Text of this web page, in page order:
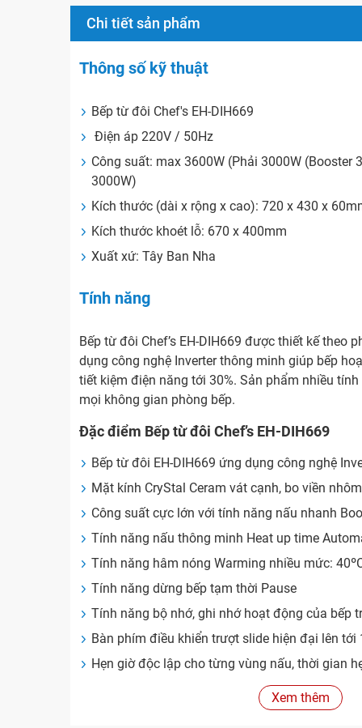
Chi tiết sản phẩm
Thông số kỹ thuật
Bếp từ đôi Chef's EH-DIH669
Điện áp 220V / 50Hz
Công suất: max 3600W (Phải 3000W (Booster
3000W)
Kích thước (dài x rộng x cao): 720 x 430 x
Kích thước khoét lỗ: 670 x 400mm
Xuất xứ: Tây Ban Nha
Tính năng
Bếp từ đôi Chef’s EH-DIH669 được thiết kế theo
dụng công nghệ Inverter thông minh giúp bếp
tiết kiệm điện năng tới 30%. Sản phẩm nhiều
mọi không gian phòng bếp.
Đặc điểm Bếp từ đôi Chef’s EH-DIH669
Bếp từ đôi EH-DIH669 ứng dụng công nghệ
Mặt kính CryStal Ceramvát cạnh, bo viền
Công suất cực lớn với tính năng nấu nhanh
Tính năng nấu thông minh Heat up time
Tính năng hâm nóngWarming nhiều mức:
Tính năng dừng bếp tạm thời Pause
Tính năng bộ nhớ, ghi nhớ hoạt động của bếp
Bàn phím điều khiển trượt slide hiện đại lên tới
Hẹn giờ độc lập cho từng vùng nấu, thời gian
Tự động chia sẻ công suất giữa 2 bếp, max
Xem thêm